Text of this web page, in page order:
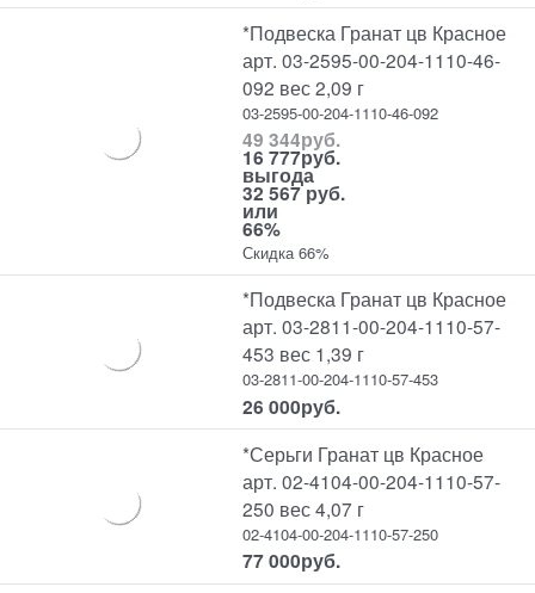
*Подвеска Гранат цв Красное
арт. 03-2595-00-204-1110-46-
092 вес 2,09 г
03-2595-00-204-1110-46-092
49 344руб.
16 777руб.
выгода
32 567 руб.
или
66%
Скидка 66%
*Подвеска Гранат цв Красное
арт. 03-2811-00-204-1110-57-
453 вес 1,39 г
03-2811-00-204-1110-57-453
26 000руб.
*Серьги Гранат цв Красное
арт. 02-4104-00-204-1110-57-
250 вес 4,07 г
02-4104-00-204-1110-57-250
77 000руб.